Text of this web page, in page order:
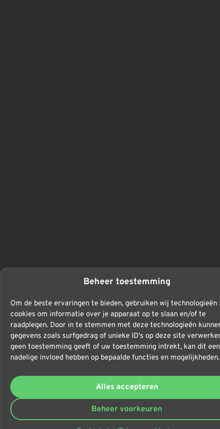
Beheer toestemming
Om de beste ervaringen te bieden, gebruiken wij technologieën
cookies om informatie over je apparaat op te slaan en/of te
raadplegen. Door in te stemmen met deze technologieën
gegevens zoals surfgedrag of unieke ID's op deze site
geen toestemming geeft of uw toestemming intrekt, kan dit een
nadelige invloed hebben op bepaalde functies en mogelijkheden.
Alles accepteren
Beheer voorkeuren